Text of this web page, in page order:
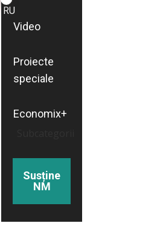
RU
Video
Proiecte
speciale
Economix+
Susține
NM